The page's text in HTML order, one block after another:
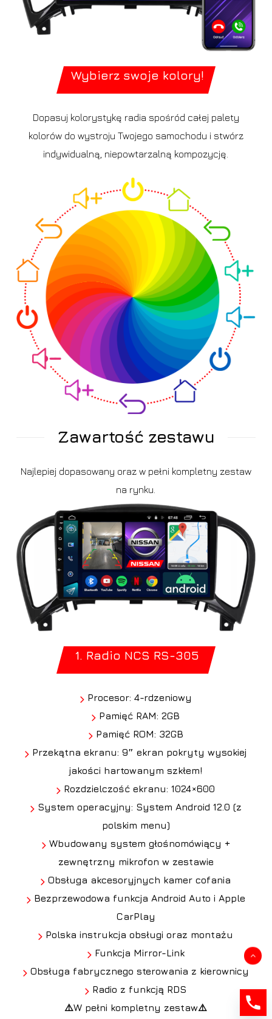
0,00zł
Zobacz koszyk Zamówienie
Wybierz swoje kolory!
Dopasuj kolorystykę radia spośród całej palety
kolorów do wystroju Twojego samochodu i stwórz
indywidualną, niepowtarzalną kompozycję.
Zawartość zestawu
Najlepiej dopasowany oraz w pełni kompletny zestaw
na rynku.
1. Radio NCS RS-305
Procesor: 4-rdzeniowy
Pamięć RAM: 2GB
Pamięć ROM: 32GB
Przekątna ekranu: 9″ ekran pokryty wysokiej
jakości hartowanym szkłem!
Rozdzielczość ekranu: 1024×600
System operacyjny: System Android 12.0 (z
polskim menu)
Wbudowany system głośnomówiący +
zewnętrzny mikrofon w zestawie
Obsługa akcesoryjnych kamer cofania
Bezprzewodowa funkcja Android Auto i Apple
CarPlay
Polska instrukcja obsługi oraz montażu
Funkcja Mirror-Link
Obsługa fabrycznego sterowania z kierownicy
Radio z funkcją RDS
⚠️W pełni kompletny zestaw⚠️